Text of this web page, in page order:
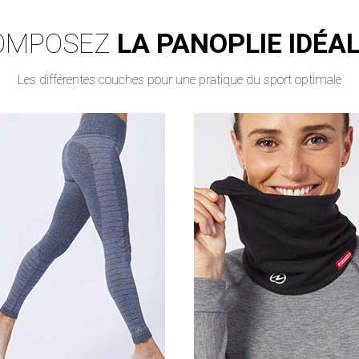
LA PANOPLIE
Les différentes couches pour une pratique du sport optimale